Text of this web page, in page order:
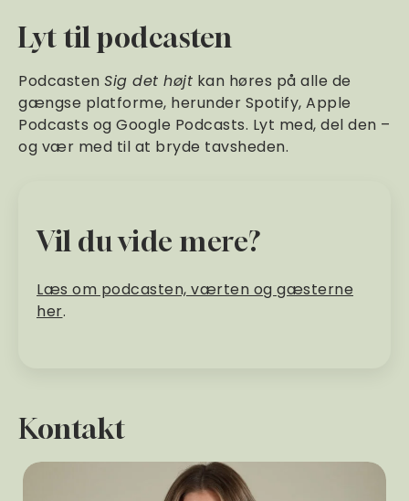
Lyt til podcasten
Podcasten Sig det højt kan høres på alle de
gængse platforme, herunder Spotify, Apple
Podcasts og Google Podcasts. Lyt med, del den –
og vær med til at bryde tavsheden.
Vil du vide mere?
Læs om podcasten, værten og gæsterne
her.
Kontakt